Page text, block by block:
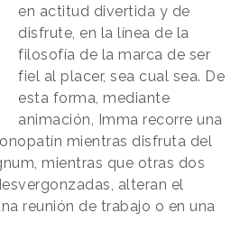
en actitud divertida y de
disfrute, en la línea de la
filosofía de la marca de ser
fiel al placer, sea cual sea. De
esta forma, mediante
animación, Imma recorre una
mientras disfruta del
mientras que otras dos
alteran el
reunión de trabajo o en una